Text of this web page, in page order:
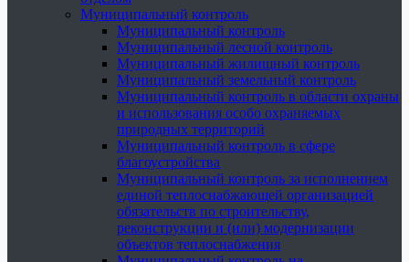
Муниципальный контроль
Муниципальный контроль
Муниципальный лесной контроль
Муниципальный жилищный контроль
Муниципальный земельный контроль
Муниципальный контроль в области охраны
и использования особо охраняемых
природных территорий
Муниципальный контроль в сфере
благоустройства
Муниципальный контроль за исполнением
единой теплоснабжающей организацией
обязательств по строительству,
реконструкции и (или) модернизации
объектов теплоснабжения